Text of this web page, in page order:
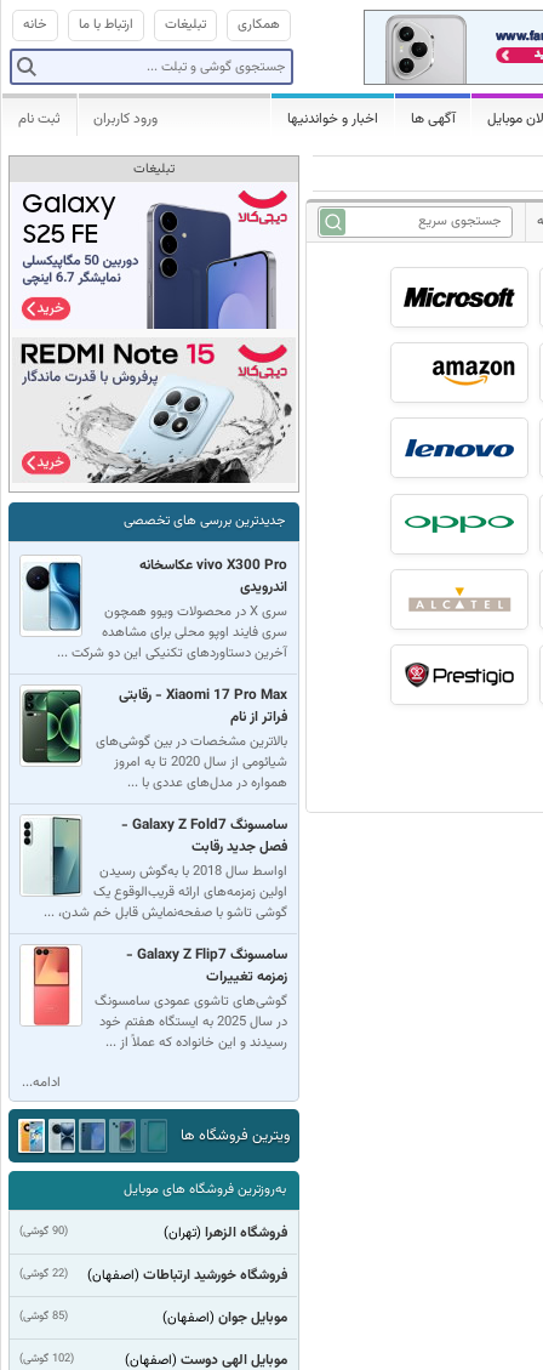
خانه ارتباط با ما تبلیغات همکاری
موبایل آگهی ها اخبار و خواندنیها ثبت نام ورود کاربران
تبلیغات
جدیدترین بررسی های تخصصی
vivo X300 Pro عکاسخانه
اندرویدی
سری X در محصولات ویوو همچون
سری فایند اوپو محلی برای مشاهده
آخرین دستاوردهای تکنیکی این دو شرکت ...
Xiaomi 17 Pro Max - رقابتی
فراتر از نام
بالاترین مشخصات در بین گوشی‌های
شیائومی از سال 2020 تا به امروز
همواره در مدل‌های عددی با ...
سامسونگ Galaxy Z Fold7 -
فصل جدید رقابت
اواسط سال 2018 با به‌گوش رسیدن
اولین زمزمه‌های ارائه قریب‌الوقوع یک
گوشی تاشو با صفحه‌نمایش قابل خم شدن، ...
سامسونگ Galaxy Z Flip7 -
زمزمه تغییرات
گوشی‌های تاشوی عمودی سامسونگ
در سال 2025 به ایستگاه هفتم خود
رسید‌‌ند و این خانواده که عملاً از ...
ادامه...
ویترین فروشگاه ها
به‌روزترین فروشگاه های موبایل
(90 گوشی) فروشگاه الزهرا (تهران)
(22 گوشی) فروشگاه خورشید ارتباطات (اصفهان)
(85 گوشی) موبایل جوان (اصفهان)
(102 گوشی) موبایل الهی دوست (اصفهان)